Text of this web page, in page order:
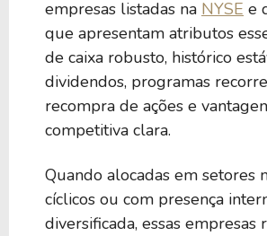
empresas listadas na NYSE e
que apresentam atributos
de caixa robusto, histórico
dividendos, programas
recompra de ações e
competitiva clara.
Quando alocadas em setores
cíclicos ou com presença
diversificada, essas empresas